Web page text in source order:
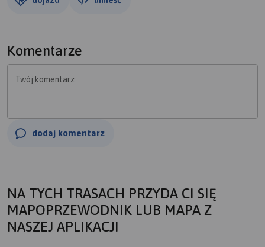
Komentarze
Twój komentarz
dodaj komentarz
NA TYCH TRASACH PRZYDA CI SIĘ
MAPOPRZEWODNIK LUB MAPA Z
NASZEJ APLIKACJI